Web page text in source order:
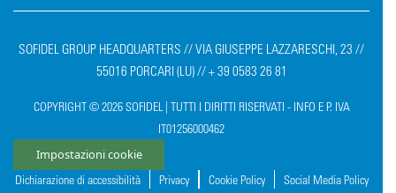
SOFIDEL GROUP HEADQUARTERS // VIA GIUSEPPE LAZZARESCHI, 23 //
55016 PORCARI (LU) // + 39 0583 26 81
COPYRIGHT © 2026 SOFIDEL | TUTTI I DIRITTI RISERVATI - INFO E P. IVA
IT01256000462
Impostazioni cookie
Dichiarazione di accessibilità Privacy Cookie Policy Social Media Policy